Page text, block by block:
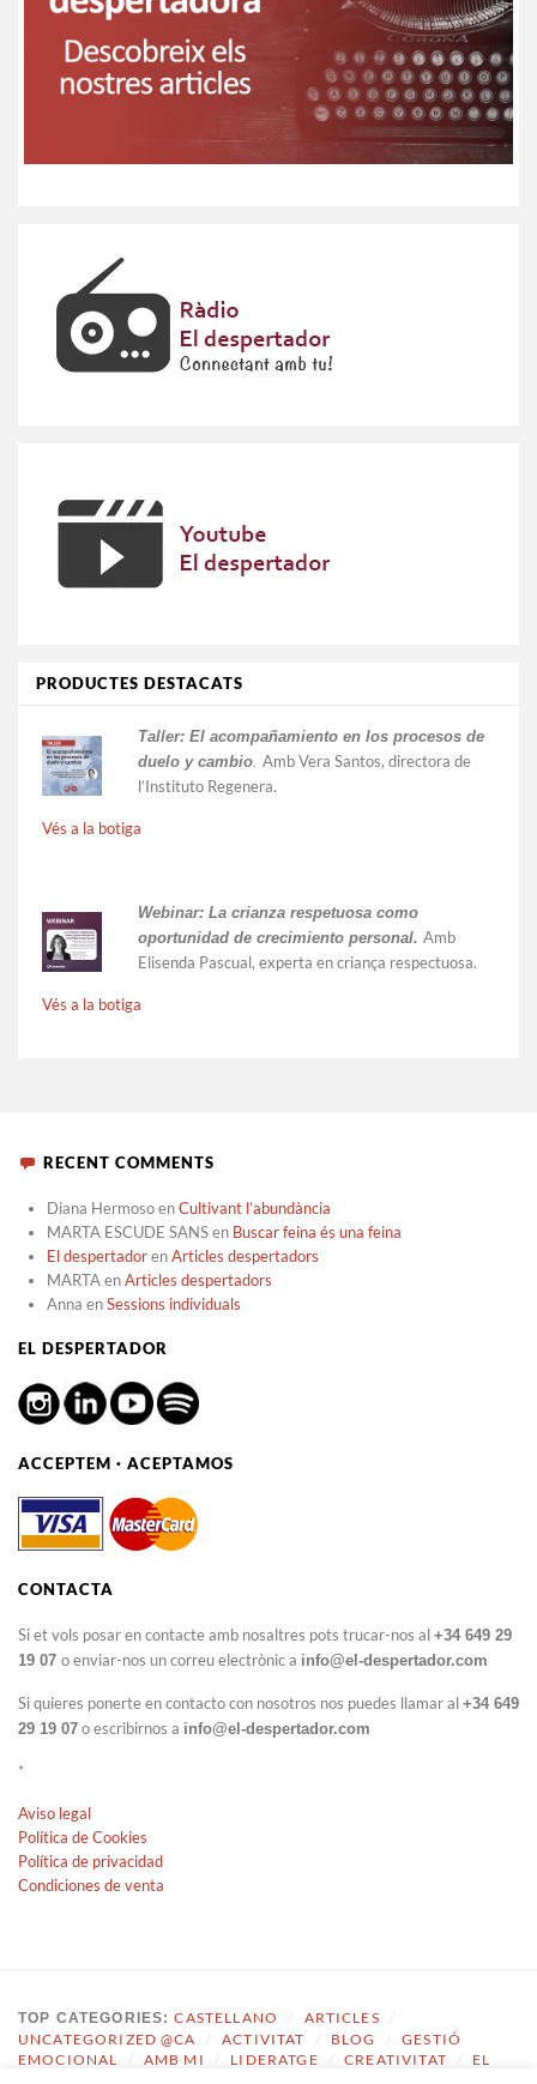
PRODUCTES DESTACATS
Taller: El acompañamiento en los procesos de
duelo y cambio Amb Vera Santos, directora de
l’Instituto Regenera.
Vés a la botiga
Webinar: La crianza respetuosa como
oportunidad de crecimiento personal. Amb
Elisenda Pascual, experta en criança respectuosa.
Vés a la botiga
RECENT COMMENTS
Diana HermosoenCultivant l’abundància
MARTA ESCUDE SANSen Buscar feina és una feina
El despertadorenArticles despertadors
MARTAenArticles despertadors
Anna enSessions individuals
EL DESPERTADOR
ACCEPTEM · ACEPTAMOS
CONTACTA
Si et vols posar en contacte amb nosaltres pots trucar-nos al +34 649 29
19 07 o enviar-nos un correu electrònic a info@el-despertador.com
Si quieres ponerte en contacto con nosotros nos puedes llamar al +34 649
29 19 07 o escribirnos a info@el-despertador.com
*
Aviso legal
Política de Cookies
Política de privacidad
Condiciones de venta
TOP CATEGORIES:CASTELLANO ARTICLES
UNCATEGORIZED @CA
ACTIVITAT BLOG
GESTIÓ
EMOCIONAL
/ AMB MI / LIDERATGE / CREATIVITAT /
EL